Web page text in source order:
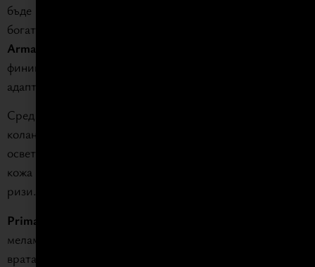
бъде променяна, а вътрешното пространство предлага
богати възможности за персонализация: програмата
Armadio al Centimetro
финиши и впечатляващи елементи, които позволяват
адаптиране спрямо конкретни функционални нужди.
Сред опциите са чекмеджета, закачалки за панталони,
колани и обувки, рафтове и лостове за дрехи с вградено
осветление. Гардеробът предлага и изискани детайли от
кожа и текстил като подложки за чекмеджета и кутии за
ризи.
Prima
меламин. Допълнително може да се персонализира
вратата с избор на дръжка измежду 17 модела от